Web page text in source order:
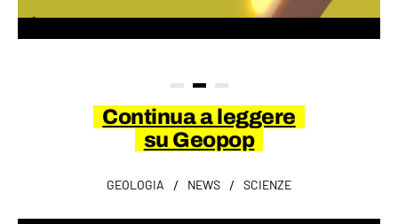
Continua a leggere
su Geopop
GEOLOGIA / NEWS / SCIENZE